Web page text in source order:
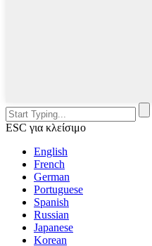
ESC για κλείσιμο
English
French
German
Portuguese
Spanish
Russian
Japanese
Korean